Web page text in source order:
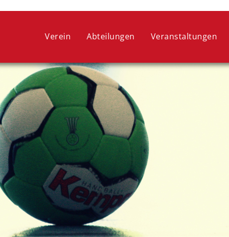
zu bieten. Dazu zählen Cookies, die für den
Statistikzwecken genutzt werden. Sie können Ihre Auswahl
COOKIE-EINSTELLUNGEN
ALLE ABLEHNEN
ALLE AUSWÄHLEN
Verein Abteilungen Veranstaltungen